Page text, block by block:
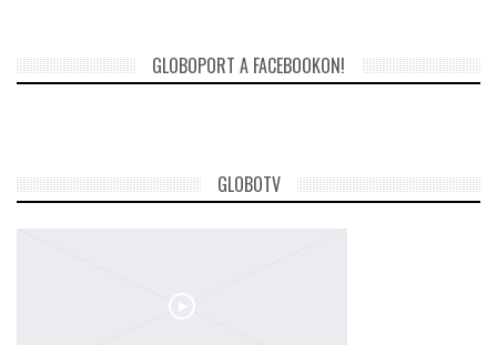
GLOBOTV
GLOBOPORT A FACEBOOKON!
GLOBOTV